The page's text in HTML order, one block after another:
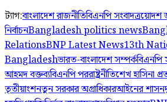
ট্যাগ:বাংলাদেশ রাজনীতিবিএনপি সংবাদত্রয়োদশ
নির্বাচনBangladesh politics news
RelationsBNP Latest News13th
Bangladeshভারত-বাংলাদেশ সম্পর্ক
আহমদ বক্তব্যবিএনপি পররাষ্ট্রনীতিশেখ হাসিনা
তৃতীয়াংশনতুন সরকার অগ্রাধিকারআইনের শাসন